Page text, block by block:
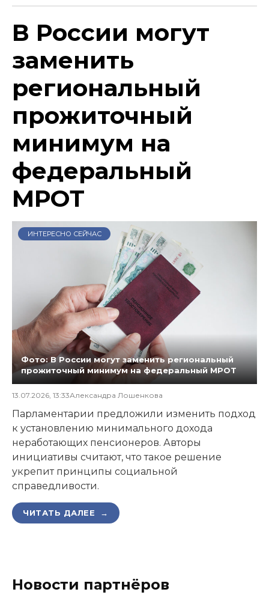
В России могут
заменить
региональный
прожиточный
минимум на
федеральный
МРОТ
ИНТЕРЕСНО СЕЙЧАС
Фото: В России могут заменить региональный
прожиточный минимум на федеральный МРОТ
13.07.2026, 13:33Александра Лошенкова
Парламентарии предложили изменить подход
к установлению минимального дохода
неработающих пенсионеров. Авторы
инициативы считают, что такое решение
укрепит принципы социальной
справедливости.
ЧИТАТЬ ДАЛЕЕ →
Новости партнёров